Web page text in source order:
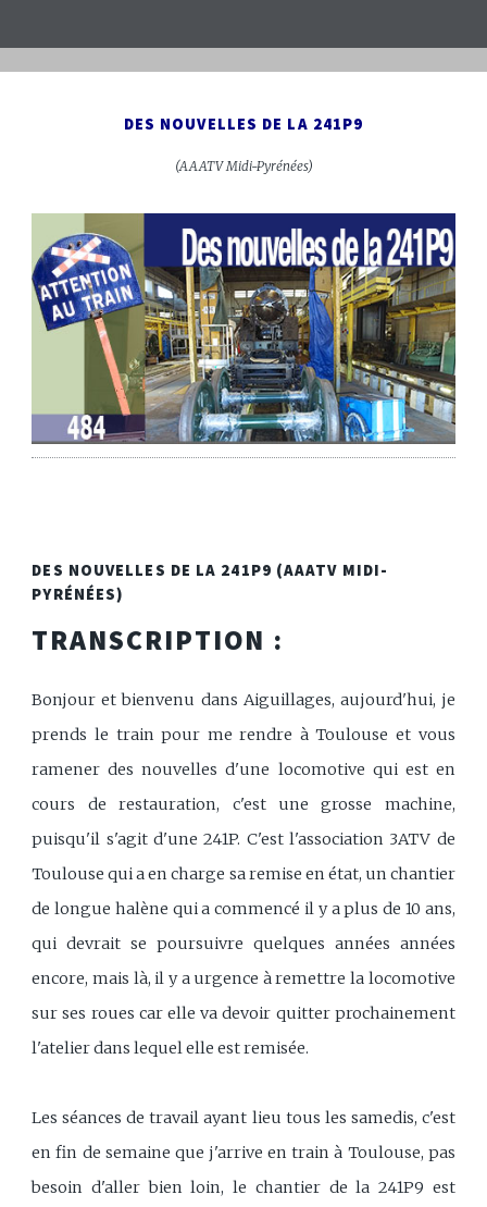
DES NOUVELLES DE LA 241P9
(AAATV Midi-Pyrénées)
DES NOUVELLES DE LA 241P9 (AAATV MIDI-
PYRÉNÉES)
TRANSCRIPTION :
Bonjour et bienvenu dans Aiguillages, aujourd'hui, je
prends le train pour me rendre à Toulouse et vous
ramener des nouvelles d'une locomotive qui est en
cours de restauration, c'est une grosse machine,
puisqu'il s'agit d'une 241P. C'est l'association 3ATV de
Toulouse qui a en charge sa remise en état, un chantier
de longue halène qui a commencé il y a plus de 10 ans,
qui devrait se poursuivre quelques années années
encore, mais là, il y a urgence à remettre la locomotive
sur ses roues car elle va devoir quitter prochainement
l'atelier dans lequel elle est remisée.
Les séances de travail ayant lieu tous les samedis, c'est
en fin de semaine que j'arrive en train à Toulouse, pas
besoin d'aller bien loin, le chantier de la 241P9 est